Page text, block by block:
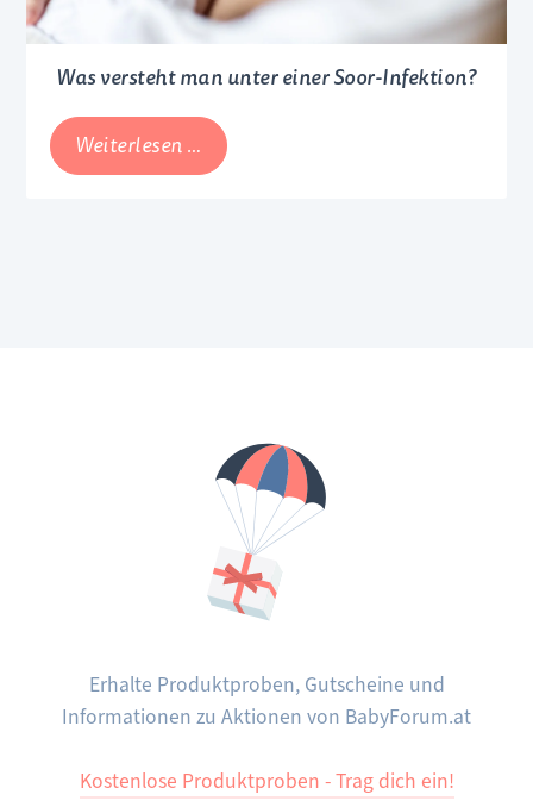
Was versteht man unter einer Soor-Infektion?
Weiterlesen … Was
versteht
Erhalte Produktproben, Gutscheine und
Informationen zu Aktionen von BabyForum.at
Kostenlose Produktproben - Trag dich ein!